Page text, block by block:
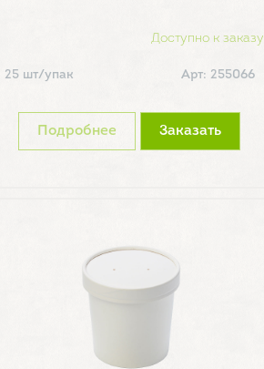
Доступно к заказу
25 шт/упак Арт: 255066
Подробнее Заказать